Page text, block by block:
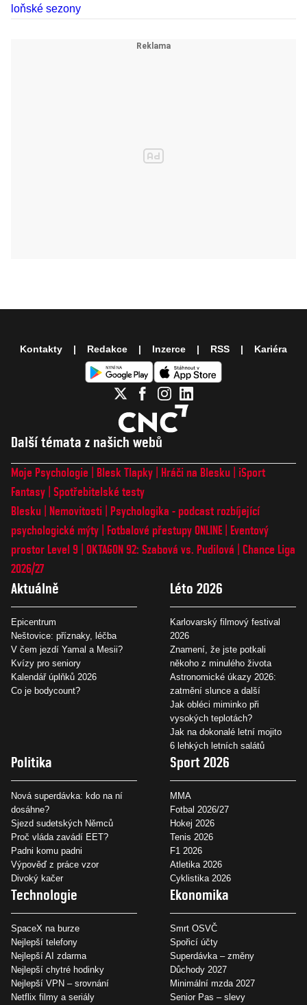
Další témata z našich webů
Moje Psychologie Blesk Tlapky Hráči na Blesku
iSport
Fantasy Spotřebitelské testy
Blesku
Nemovitosti
Psychologika - podcast rozbíjející
psychologické mýty
Fotbalové přestupy ONLINE
Eventový
prostor Level 9 OKTAGON 92: Szabová vs. Pudilová
Chance Liga
2026/27
Aktuálně
Epicentrum
Neštovice: příznaky, léčba
V čem jezdí Yamal a Mesii?
Kvízy pro seniory
Kalendář úplňků 2026
Co je bodycount?
Léto 2026
Karlovarský filmový festival
2026
Znamení, že jste potkali
někoho z minulého života
Astronomické úkazy 2026:
zatmění slunce a další
Jak obléci miminko při
vysokých teplotách?
Jak na dokonalé letní mojito
6 lehkých letních salátů
Politika
Nová superdávka: kdo na ní
dosáhne?
Sjezd sudetských Němců
Proč vláda zavádí EET?
Padni komu padni
Výpověď z práce vzor
Divoký kačer
Sport 2026
MMA
Fotbal 2026/27
Hokej 2026
Tenis 2026
F1 2026
Atletika 2026
Cyklistika 2026
Technologie
SpaceX na burze
Nejlepší telefony
Nejlepší AI zdarma
Nejlepší chytré hodinky
Nejlepší VPN – srovnání
Netflix filmy a seriály
Ekonomika
Smrt OSVČ
Spořicí účty
Superdávka – změny
Důchody 2027
Minimální mzda 2027
Senior Pas – slevy
Kontakty Redakce Inzerce RSS Kariéra